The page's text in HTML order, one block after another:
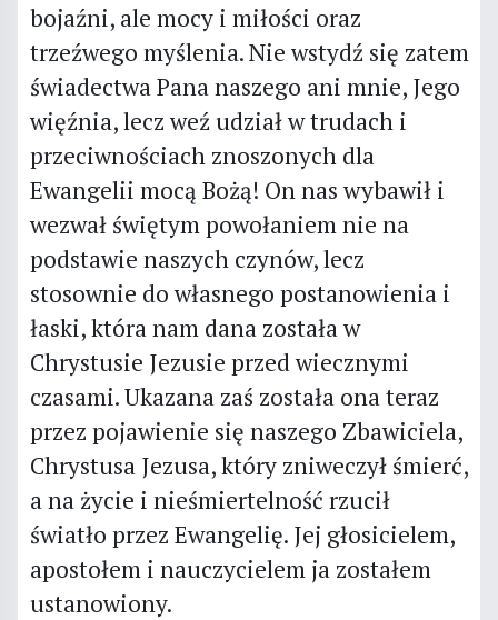
bojaźni, ale mocy i miłości oraz
trzeźwego myślenia. Nie wstydź się zatem
świadectwa Pana naszego ani mnie, Jego
więźnia, lecz weź udział w trudach i
przeciwnościach znoszonych dla
Ewangelii mocą Bożą! On nas wybawił i
wezwał świętym powołaniem nie na
podstawie naszych czynów, lecz
stosownie do własnego postanowienia i
łaski, która nam dana została w
Chrystusie Jezusie przed wiecznymi
czasami. Ukazana zaś została ona teraz
przez pojawienie się naszego Zbawiciela,
Chrystusa Jezusa, który zniweczył śmierć,
a na życie i nieśmiertelność rzucił
światło przez Ewangelię. Jej głosicielem,
apostołem i nauczycielem ja zostałem
ustanowiony.